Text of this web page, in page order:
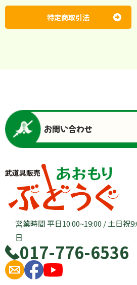
特定商取引法
お問い合わせ
営業時間 平日10:00~19:00 / 土日
日
017-776-6536